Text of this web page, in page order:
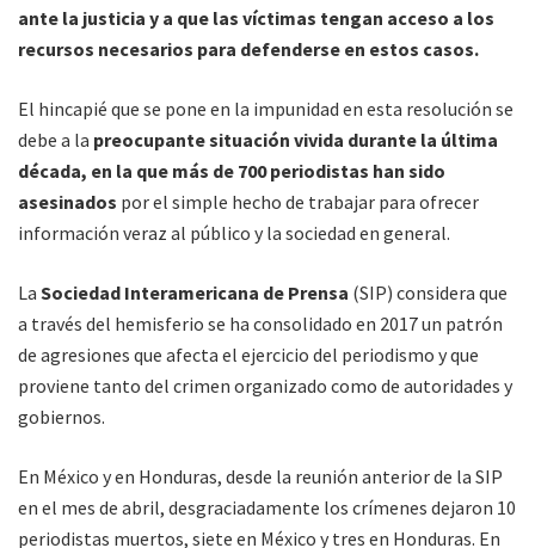
ante la justicia y a que las víctimas tengan acceso a los
recursos necesarios para defenderse en estos casos.
El hincapié que se pone en la impunidad en esta resolución se
debe a la preocupante situación vivida durante la última
década, en la que más de 700 periodistas han sido
asesinados por el simple hecho de trabajar para ofrecer
información veraz al público y la sociedad en general.
La Sociedad Interamericana de Prensa (SIP) considera que
a través del hemisferio se ha consolidado en 2017 un patrón
de agresiones que afecta el ejercicio del periodismo y que
proviene tanto del crimen organizado como de autoridades y
gobiernos.
En México y en Honduras, desde la reunión anterior de la SIP
en el mes de abril, desgraciadamente los crímenes dejaron 10
periodistas muertos, siete en México y tres en Honduras. En